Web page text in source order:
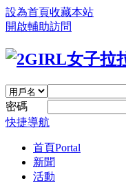
設為首頁收藏本站
開啟輔助訪問
密碼
快捷導航
首頁Portal
新聞
活動